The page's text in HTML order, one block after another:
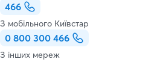
466
З мобільного Київстар
0 800 300 466
З інших мереж